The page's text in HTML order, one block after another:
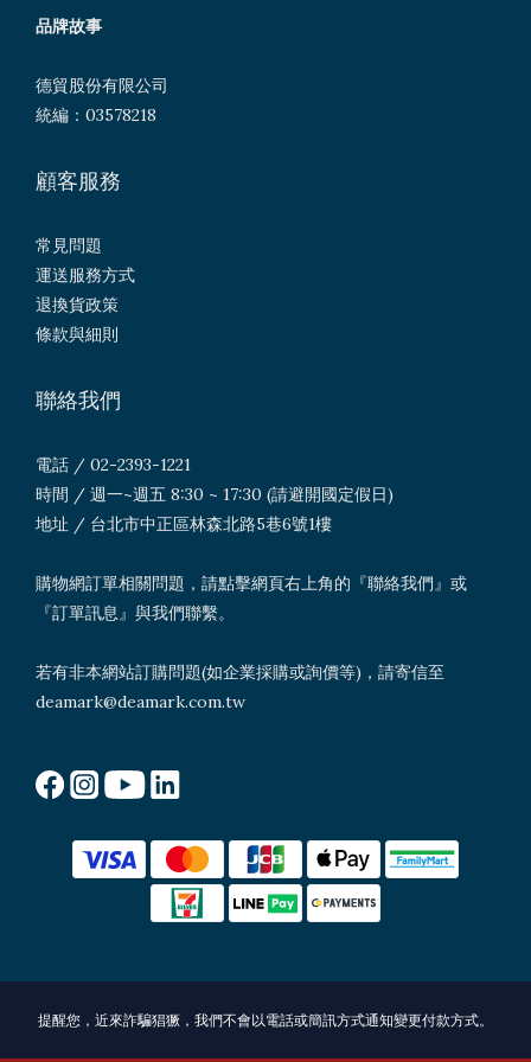
品牌故事
德貿股份有限公司
統編：03578218
顧客服務
常見問題
運送服務方式
退換貨政策
條款與細則
聯絡我們
電話 / 02-2393-1221
時間 / 週一~週五 8:30 ~ 17:30 (請避開國定假日)
地址 / 台北市中正區林森北路5巷6號1樓
購物網訂單相關問題，請點擊網頁右上角的『聯絡我們』或
『訂單訊息』與我們聯繫。
若有非本網站訂購問題(如企業採購或詢價等)，請寄信至
deamark@deamark.com.tw
提醒您，近來詐騙猖獗，我們不會以電話或簡訊方式通知變更付款方式。